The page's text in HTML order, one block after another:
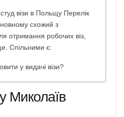
візи в Польщу Перелік
схожий з
отримання робочих віз,
Спільними є:
у видачі візи?
Миколаїв